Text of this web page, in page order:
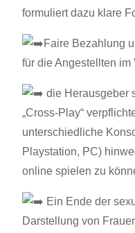
formuliert dazu klare
Faire Bezahlung
für die Angestellten
die Herausgeber
„Cross-Play“
unterschiedliche
Playstation, PC)
online spielen zu
Ein Ende der
Darstellung von